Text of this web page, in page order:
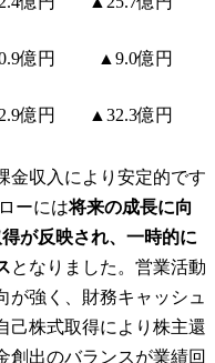
億円 ▲9.0億円
億円 ▲32.3億円
金収入により安定的です
ーには将来の成長に向
が反映され、一時的に
となりました。営業活動
が強く、財務キャッシュ
己株式取得により株主還
創出のバランスが業績回